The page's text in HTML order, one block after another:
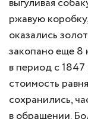
выгуливая
ржавую
оказались
закопано еще
в период с
стоимость
сохранились,